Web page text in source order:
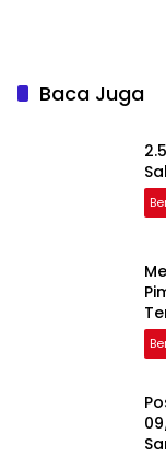
Baca Juga